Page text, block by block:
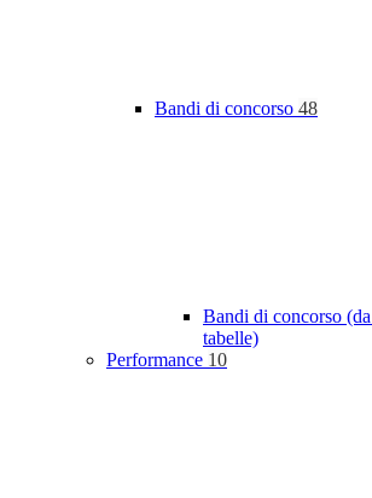
Bandi di concorso 48
Bandi di concorso
tabelle)
Performance 10